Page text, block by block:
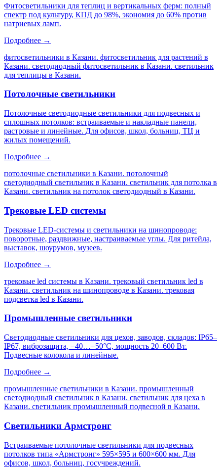
Фитосветильники для теплиц и вертикальных ферм: полный
спектр под культуру, КПД до 98%, экономия до 60% против
натриевых ламп.
Подробнее →
фитосветильники в Казани. фитосветильник для растений в
Казани. светодиодный фитосветильник в Казани. светильник
для теплицы в Казани.
Потолочные светильники
Потолочные светодиодные светильники для подвесных и
сплошных потолков: встраиваемые и накладные панели,
растровые и линейные. Для офисов, школ, больниц, ТЦ и
жилых помещений.
Подробнее →
потолочные светильники в Казани. потолочный
светодиодный светильник в Казани. светильник для потолка в
Казани. светильник на потолок светодиодный в Казани.
Трековые LED системы
Трековые LED-системы и светильники на шинопроводе:
поворотные, раздвижные, настраиваемые углы. Для ритейла,
выставок, шоурумов, музеев.
Подробнее →
трековые led системы в Казани. трековый светильник led в
Казани. светильник на шинопроводе в Казани. трековая
подсветка led в Казани.
Промышленные светильники
Светодиодные светильники для цехов, заводов, складов: IP65–
IP67, виброзащита, −40…+50°C, мощность 20–600 Вт.
Подвесные колокола и линейные.
Подробнее →
промышленные светильники в Казани. промышленный
светодиодный светильник в Казани. светильник для цеха в
Казани. светильник промышленный подвесной в Казани.
Светильники Армстронг
Встраиваемые потолочные светильники для подвесных
потолков типа «Армстронг» 595×595 и 600×600 мм. Для
офисов, школ, больниц, госучреждений.